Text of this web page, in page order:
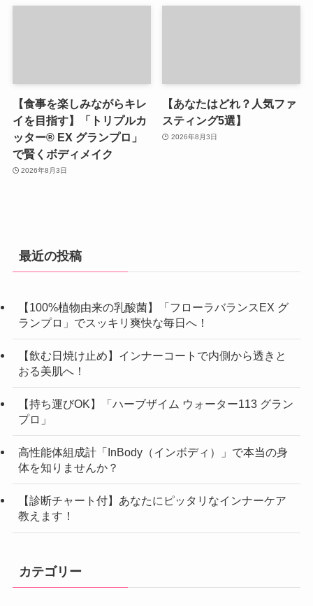
【食事を楽しみながらキレ
イを目指す】「トリプルカ
ッター® EX グランプロ」
で賢くボディメイク
2026年8月3日
【あなたはどれ？人気ファ
スティング5選】
2026年8月3日
最近の投稿
【100%植物由来の乳酸菌】「フローラバランスEX グ
ランプロ」でスッキリ爽快な毎日へ！
【飲む日焼け止め】インナーコートで内側から透きと
おる美肌へ！
【持ち運びOK】「ハーブザイム ウォーター113 グラン
プロ」
高性能体組成計「InBody（インボディ）」で本当の身
体を知りませんか？
【診断チャート付】あなたにピッタリなインナーケア
教えます！
カテゴリー